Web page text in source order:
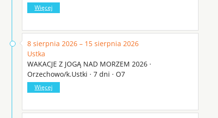
Więcej
8 sierpnia 2026 – 15 sierpnia 2026
Ustka
WAKACJE Z JOGĄ NAD MORZEM 2026 ·
Orzechowo/k.Ustki · 7 dni · O7
Więcej